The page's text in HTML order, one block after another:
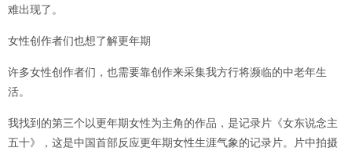
难出现了。
女性创作者们也想了解更年期
许多女性创作者们，也需要靠创作来采集我方行将濒临的中老年生
活。
我找到的第三个以更年期女性为主角的作品，是记录片《女东说念主
五十》，这是中国首部反应更年期女性生涯气象的记录片。片中拍摄